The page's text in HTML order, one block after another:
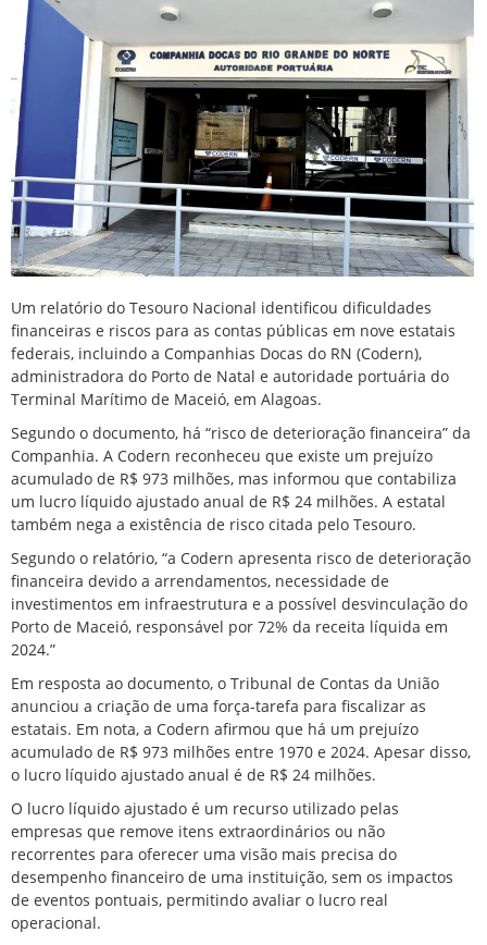
Um relatório do Tesouro Nacional identificou dificuldades
financeiras e riscos para as contas públicas em nove estatais
federais, incluindo a Companhias Docas do RN (Codern),
administradora do Porto de Natal e autoridade portuária do
Terminal Marítimo de Maceió, em Alagoas.
Segundo o documento, há “risco de deterioração financeira” da
Companhia. A Codern reconheceu que existe um prejuízo
acumulado de R$ 973 milhões, mas informou que contabiliza
um lucro líquido ajustado anual de R$ 24 milhões. A estatal
também nega a existência de risco citada pelo Tesouro.
Segundo o relatório, “a Codern apresenta risco de deterioração
financeira devido a arrendamentos, necessidade de
investimentos em infraestrutura e a possível desvinculação do
Porto de Maceió, responsável por 72% da receita líquida em
2024.”
Em resposta ao documento, o Tribunal de Contas da União
anunciou a criação de uma força-tarefa para fiscalizar as
estatais. Em nota, a Codern afirmou que há um prejuízo
acumulado de R$ 973 milhões entre 1970 e 2024. Apesar disso,
o lucro líquido ajustado anual é de R$ 24 milhões.
O lucro líquido ajustado é um recurso utilizado pelas
empresas que remove itens extraordinários ou não
recorrentes para oferecer uma visão mais precisa do
desempenho financeiro de uma instituição, sem os impactos
de eventos pontuais, permitindo avaliar o lucro real
operacional.